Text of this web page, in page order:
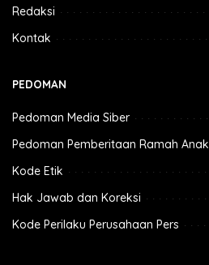
Redaksi
Kontak
PEDOMAN
Pedoman Media Siber
Pedoman Pemberitaan Ramah Anak
Kode Etik
Hak Jawab dan Koreksi
Kode Perilaku Perusahaan Pers